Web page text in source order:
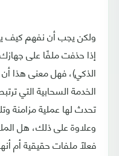
إذا حذفت ملفًا على
الذكي)، فهل معنى هذا
الخدمة السحابية التي
تحدث لها عملية مزامنة
وعلاوة على ذلك، هل
فعلًا ملفات حقيقية أم